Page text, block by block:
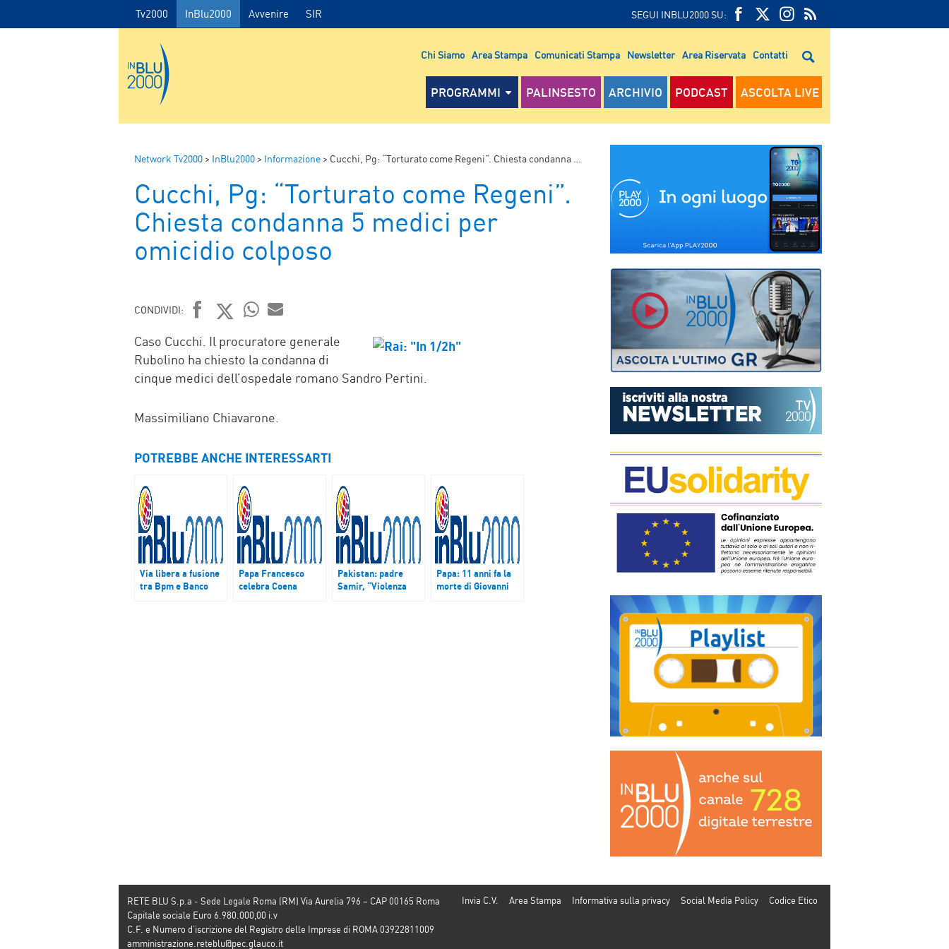
Tv2000 InBlu2000 Avvenire SIR SEGUI INBLU2000 SU:
FEED
RSS
RSS
Chi Siamo Area Stampa Comunicati Stampa Newsletter Area Riservata Contatti
PROGRAMMI PALINSESTO ARCHIVIO PODCAST ASCOLTA LIVE
Network Tv2000 > InBlu2000 > Informazione > Cucchi, Pg: “Torturato come Regeni”. Chiesta condanna 5 medici per omicidio colposo
Cucchi, Pg: “Torturato come Regeni”.
Chiesta condanna 5 medici per
omicidio colposo
CONDIVIDI:
FACEBOOK
TWITTER
WHATSAPP
MAIL
Caso Cucchi. Il procuratore generale
Rubolino ha chiesto la condanna di
cinque medici dell’ospedale romano Sandro Pertini.
Massimiliano Chiavarone.
POTREBBE ANCHE INTERESSARTI
Via libera a fusione
tra Bpm e Banco
Papa Francesco
celebra Coena
Pakistan: padre
Samir, “Violenza
Papa: 11 anni fa la
morte di Giovanni
Invia C.V. Area Stampa Informativa sulla privacy Social Media Policy Codice Etico
RETE BLU S.p.a - Sede Legale Roma (RM) Via Aurelia 796 – CAP 00165 Roma
Capitale sociale Euro 6.980.000,00 i.v
C.F. e Numero d’iscrizione del Registro delle Imprese di ROMA 03922811009
amministrazione.reteblu@pec.glauco.it